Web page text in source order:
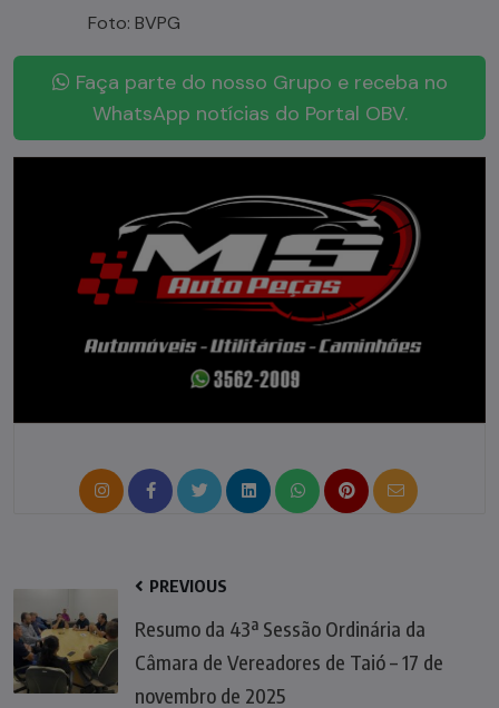
Foto: BVPG
Faça parte do nosso Grupo e receba no
WhatsApp notícias do Portal OBV.
PREVIOUS
Resumo da 43ª Sessão Ordinária da
Câmara de Vereadores de Taió – 17 de
novembro de 2025